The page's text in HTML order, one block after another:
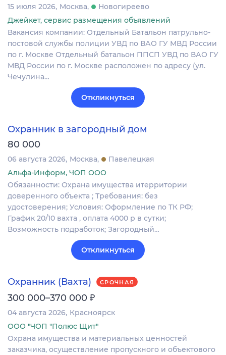
15 июля 2026 Москва
Новогиреево
Джейкет, сервис размещения объявлений
Вакансия компании: Отдельный Батальон патрульно-
постовой службы полиции УВД по ВАО ГУ МВД России
по г. Москве Отдельный батальон ППСП УВД по ВАО ГУ
МВД России по г. Москве расположен по адресу (ул.
Чечулина…
Откликнуться
Охранник в загородный дом
80 000
06 августа 2026 Москва
Павелецкая
Альфа-Информ, ЧОП ООО
Обязанности: Охрана имущества итерритории
доверенного объекта ; Требования: без
удостоверения; Условия: Оформление по ТК РФ;
График 20/10 вахта , оплата 4000 р в сутки;
Возможность подработок; Загородный…
Откликнуться
Охранник (Вахта) СРОЧНАЯ
300 000–370 000 ₽
04 августа 2026 Красноярск
ООО "ЧОП "Полюс Щит"
Охрана имущества и материальных ценностей
заказчика, осуществление пропускного и объектового